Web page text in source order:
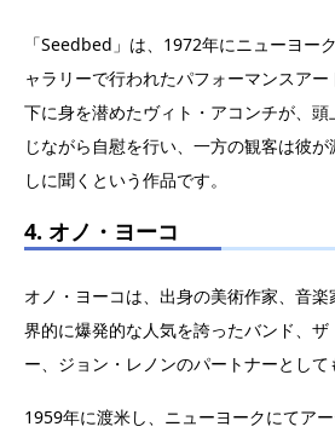
「Seedbed」は、1972年にニューヨー
ャラリーで行われたパフォーマンスア
下に身を潜めたヴィト・アコンチが、
じながら自慰を行い、一方の観客は彼
しに聞くという作品です。
4. オノ・ヨーコ
オノ・ヨーコは、出身の美術作家、音
界的に爆発的な人気を誇ったバンド、
ー、ジョン・レノンのパートナーとして
1959年に渡米し、ニューヨークにてア